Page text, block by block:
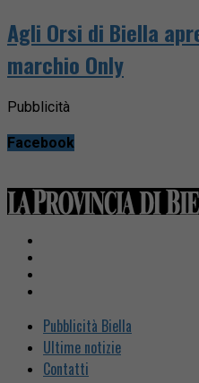
Agli Orsi di Biella
marchio Only
Pubblicità
Facebook
Pubblicità Biella
Ultime notizie
Contatti